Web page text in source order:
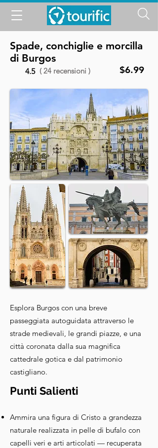
Spade, conchiglie e morcilla
di Burgos
4.5 ( 24 recensioni ) $6.99
Esplora Burgos con una breve
passeggiata autoguidata attraverso le
strade medievali, le grandi piazze, e una
città coronata dalla sua magnifica
cattedrale gotica e dal patrimonio
castigliano.
Punti Salienti
Ammira una figura di Cristo a grandezza
naturale realizzata in pelle di bufalo con
capelli veri e arti articolati — recuperata